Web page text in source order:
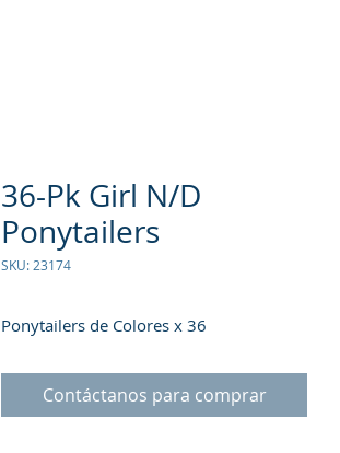
36-Pk Girl N/D
Ponytailers
SKU: 23174
Ponytailers de Colores x 36
Contáctanos para comprar